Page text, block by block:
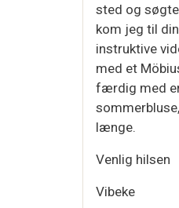
sted og
kom jeg til
instruktive
med et
færdig med
længe.
Venlig hilsen
Vibeke